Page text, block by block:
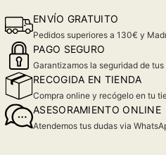
ENVÍO GRATUITO
Pedidos superiores a 130€ y
PAGO SEGURO
Garantizamos la seguridad de
RECOGIDA EN TIENDA
Compra online y recógelo en tu
ASESORAMIENTO ONLINE
Atendemos tus dudas via